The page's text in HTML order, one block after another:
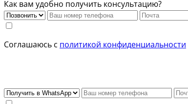
Как вам удобно получить консультацию?
Соглашаюсь с политикой конфиденциальности